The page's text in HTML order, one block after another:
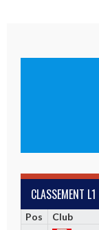
CLASSEMENT L1
Pos Club